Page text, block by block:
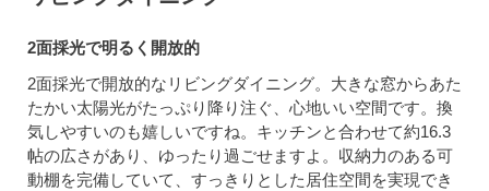
2面採光で明るく開放的
2面採光で開放的なリビングダイニング。大きな窓からあた
たかい太陽光がたっぷり降り注ぐ、心地いい空間です。換
気しやすいのも嬉しいですね。キッチンと合わせて約16.3
帖の広さがあり、ゆったり過ごせますよ。収納力のある可
動棚を完備していて、すっきりとした居住空間を実現でき